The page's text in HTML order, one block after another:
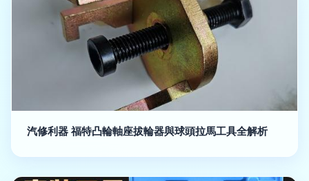
汽修利器 福特凸輪軸座拔輪器與球頭拉馬工具全解析